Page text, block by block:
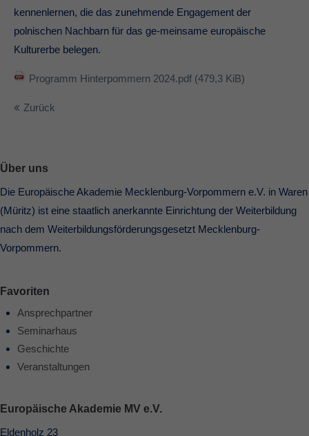
kennenlernen, die das zunehmende Engagement der
polnischen Nachbarn für das ge-meinsame europäische
Kulturerbe belegen.
Programm Hinterpommern 2024.pdf (479,3 KiB)
Zurück
Über uns
Die Europäische Akademie Mecklenburg-Vorpommern e.V. in Waren
(Müritz) ist eine staatlich anerkannte Einrichtung der Weiterbildung
nach dem Weiterbildungsförderungsgesetzt Mecklenburg-
Vorpommern.
Favoriten
Ansprechpartner
Seminarhaus
Geschichte
Veranstaltungen
Europäische Akademie MV e.V.
Eldenholz 23